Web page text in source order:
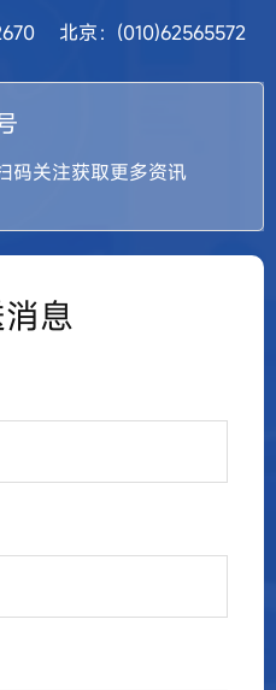
北京：(010)62565572
码关注获取更多资讯
息